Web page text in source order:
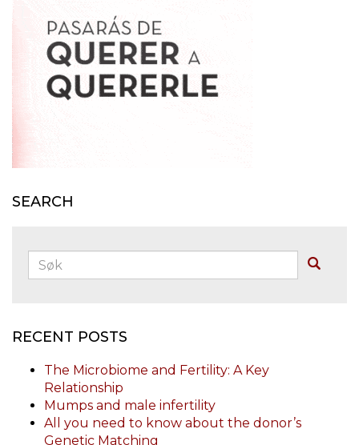
SEARCH
Søk:
RECENT POSTS
The Microbiome and Fertility: A Key
Relationship
Mumps and male infertility
All you need to know about the donor’s
Genetic Matching